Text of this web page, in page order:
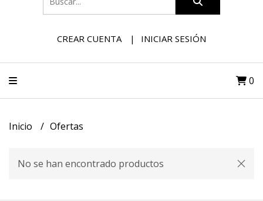
CREAR CUENTA INICIAR SESIÓN
0
Inicio Ofertas
No se han encontrado productos